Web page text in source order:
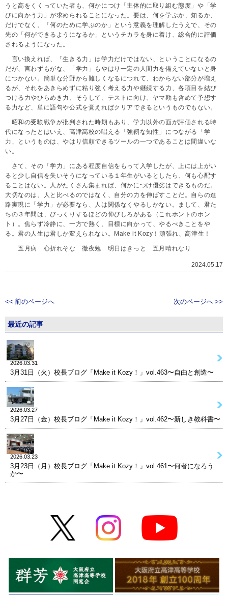
うと高をくくっていた者も、何かにつけ「主体的に取り組む態度」や「学
びに向かう力」が求められることになった。要は、何を学ぶか、知るか、
だけでなく、「何のために学ぶのか」という意義を理解したうえで、その
先の「何ができるようになるか」というチカラを身に着け、総合的に評価
されるようになった。
言い換えれば、「生きる力」は学力だけではない、ということになるの
だが、言わずもがな、「学力」もやはり一定の人間力を備えていないと身
につかない。簡単な分野から難しくなるにつれて、わからない部分が増え
るが、それをあきらめずに粘り強く考える力や継続する力、各項目を結び
つける力やひらめき力、そうして、テストに向け、ヤマ勘も含めて予想す
る力など、単に語句や公式を覚えればクリアできるというものでもない。
昭和の受験戦争が批判された時期もあり、学力以外の面が評価される時
代になったとはいえ、高津高校の唱える「強靭な知性」につながる「学
力」というものは、やはり信頼できるツールの一つであることは間違いな
い。
さて、その「学力」にある程度自信をもって入学したが、上には上がい
ると少し自信を失いそうになっている１年生がいるとしたら、何も心配す
ることはない。人がたくさん集まれば、何かにつけ優劣はできるものだ。
大切なのは、人と比べるのではなく、自分の力を伸ばすことだ。自らの進
路実現に「学力」が必要なら、人は関係なくやるしかない。まして、君た
ちの３年間は、びっくりするほどの伸びしろがある（これホントのホン
ト）。焦らず冷静に、一方で熱く、目標に向かって、やるべきことをや
る。君の人生は君しか変えられない。Make it Kozy！頑張れ、高津生！
五月病 心折れそな 徹夜勉 明日はきっと 五月晴れなり
2024.05.17
<< 前のページへ 次のページへ >>
最近の記事
2026.03.31
3月31日（火）校長ブログ「Make it Kozy！」vol.463〜自由と創造〜
2026.03.27
3月27日（金）校長ブログ「Make it Kozy！」vol.462〜新しき教科書〜
2026.03.23
3月23日（月）校長ブログ「Make it Kozy！」vol.461〜何者になろう
か〜